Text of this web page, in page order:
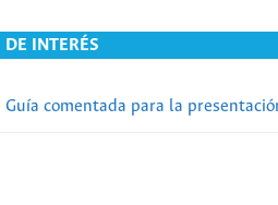
INTERÉS
Guía comentada para la